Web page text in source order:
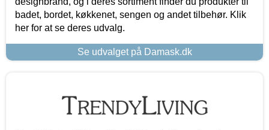
badet, bordet, køkkenet, sengen og andet tilbehør. Klik
her for at se deres udvalg.
Se udvalget på Damask.dk